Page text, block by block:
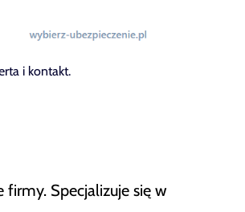
i kontakt.
firmy. Specjalizuje się w